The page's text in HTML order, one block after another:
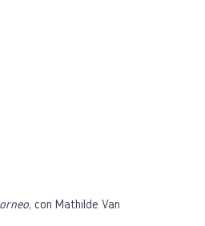
, con Mathilde Van